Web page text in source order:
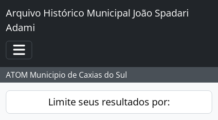
Skip to main content
Arquivo Histórico Municipal João Spadari
Adami
Toggle navigation
ATOM Municipio de Caxias do Sul
Limite seus resultados por: